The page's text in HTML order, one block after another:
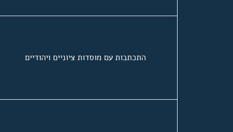
התכתבות עם מוסדות ציוניים ויהודיים